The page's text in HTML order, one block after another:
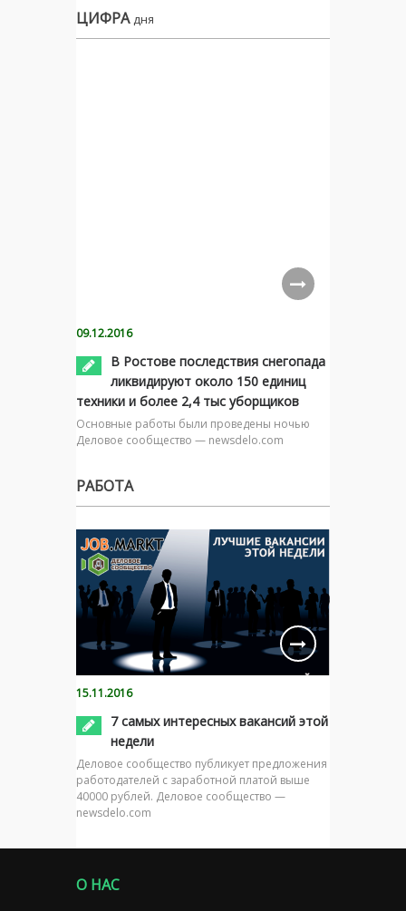
ЦИФРА дня
09.12.2016
В Ростове последствия снегопада
ликвидируют около 150 единиц
техники и более 2,4 тыс уборщиков
Основные работы были проведены ночью
Деловое сообщество — newsdelo.com
РАБОТА
15.11.2016
7 самых интересных вакансий этой
недели
Деловое сообщество публикует предложения
работодателей с заработной платой выше
40000 рублей. Деловое сообщество —
newsdelo.com
О НАС